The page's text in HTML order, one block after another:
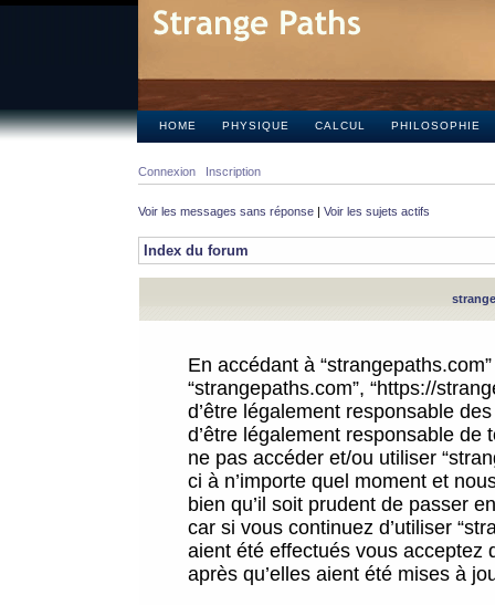
HOME PHYSIQUE CALCUL PHILOSOPHIE
Connexion Inscription
Voir les messages sans réponse | Voir les sujets actifs
Index du forum
En accédant à
“strangepaths.com”, “https://
d’être légalement responsable
d’être légalement responsable
ne pas accéder et/ou utiliser
ci à n’importe quel moment et
bien qu’il soit prudent de passer
car si vous continuez d’utiliser
aient été effectués vous acceptez
après qu’elles aient été mises à